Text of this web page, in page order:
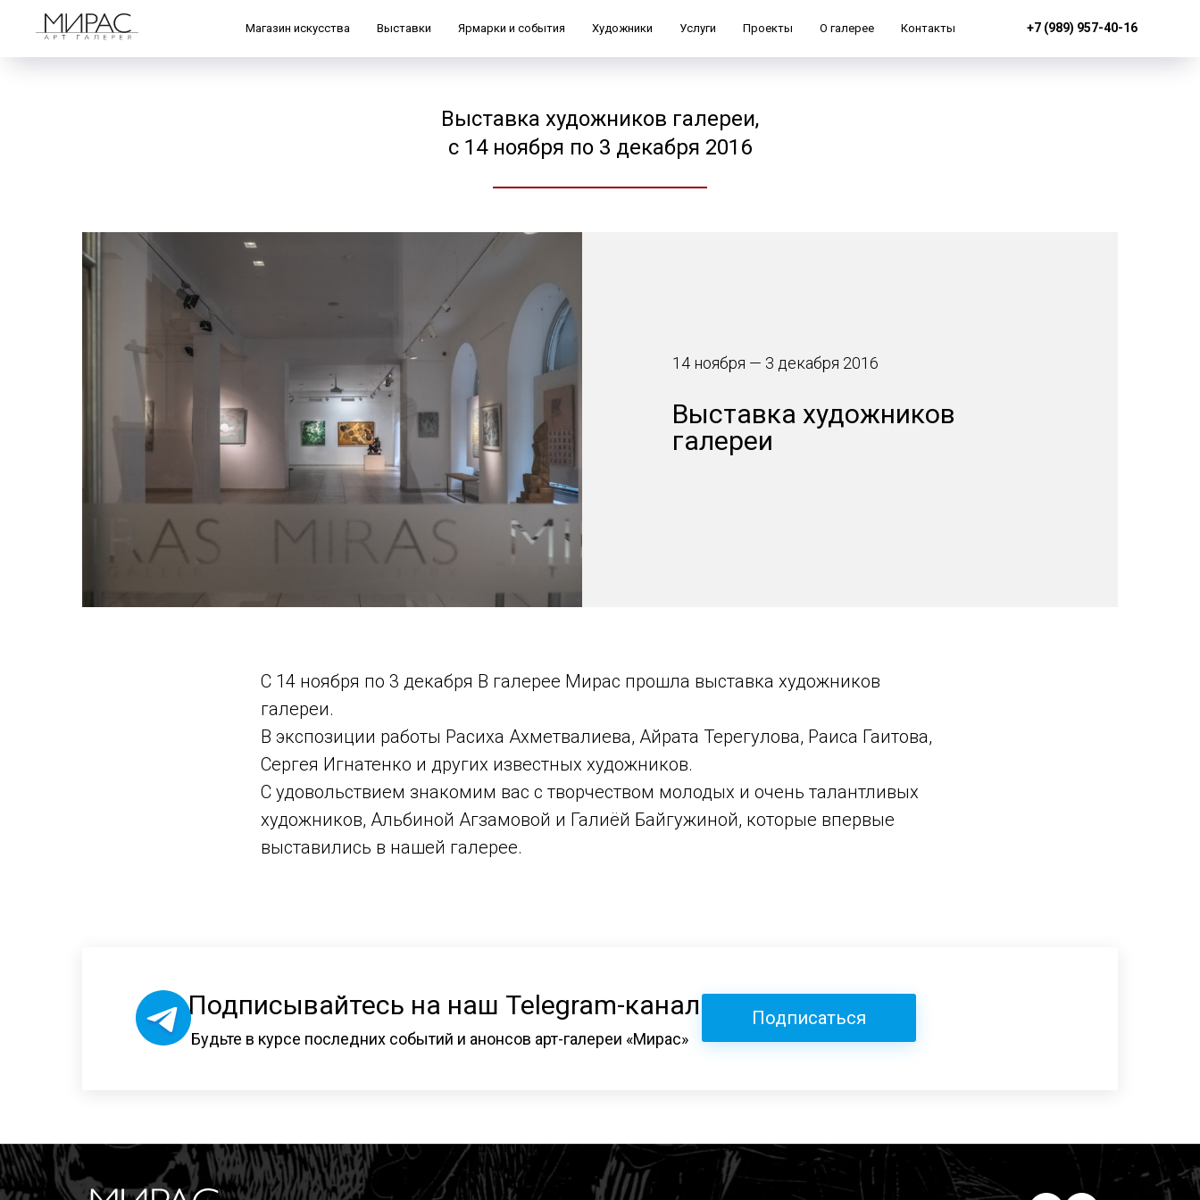
Магазин искусства Выставки Ярмарки и события Художники Услуги Проекты О галерее Контакты +7 (989) 957-40-16
Выставка художников галереи,
с 14 ноября по 3 декабря 2016
14 ноября — 3 декабря 2016
Выставка художников
галереи
С 14 ноября по 3 декабря В галерее Мирас прошла выставка художников
галереи.
В экспозиции работы Расиха Ахметвалиева, Айрата Терегулова, Раиса Гаитова,
Сергея Игнатенко и других известных художников.
С удовольствием знакомим вас с творчеством молодых и очень талантливых
художников, Альбиной Агзамовой и Галиёй Байгужиной, которые впервые
выставились в нашей галерее.
Подписывайтесь на наш Telegram-канал
Будьте в курсе последних событий и анонсов арт-галереи «Мирас»
Подписаться